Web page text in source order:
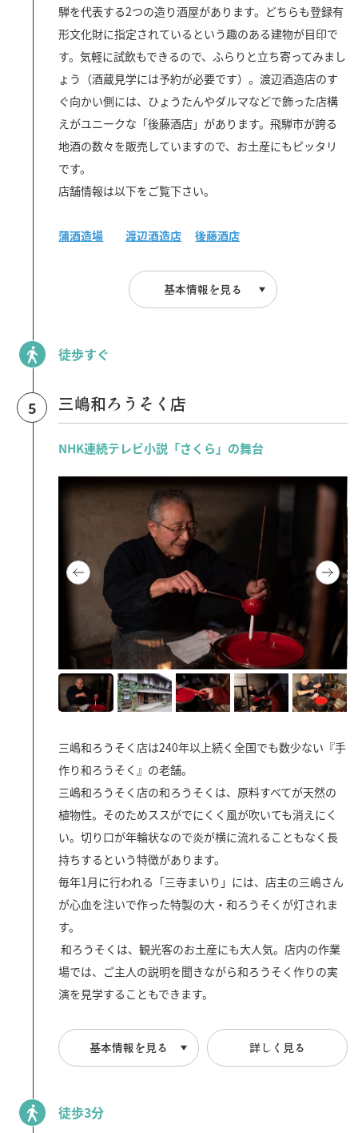
騨を代表する2つの造り酒屋があります。どちらも登録有
形文化財に指定されているという趣のある建物が目印で
す。気軽に試飲もできるので、ふらりと立ち寄ってみまし
ょう（酒蔵見学には予約が必要です）。渡辺酒造店のす
ぐ向かい側には、ひょうたんやダルマなどで飾った店構
えがユニークな「後藤酒店」があります。飛騨市が誇る
地酒の数々を販売していますので、お土産にもピッタリ
です。
店舗情報は以下をご覧下さい。
蒲酒造場 渡辺酒造店 後藤酒店
基本情報を見る
徒歩すぐ
5 三嶋和ろうそく店
NHK連続テレビ小説「さくら」の舞台
三嶋和ろうそく店は240年以上続く全国でも数少ない『手
作り和ろうそく』の老舗。
三嶋和ろうそく店の和ろうそくは、原料すべてが天然の
植物性。そのためススがでにくく風が吹いても消えにく
い。切り口が年輪状なので炎が横に流れることもなく長
持ちするという特徴があります。
毎年1月に行われる「三寺まいり」には、店主の三嶋さん
が心血を注いで作った特製の大・和ろうそくが灯されま
す。
和ろうそくは、観光客のお土産にも大人気。店内の作業
場では、ご主人の説明を聞きながら和ろうそく作りの実
演を見学することもできます。
基本情報を見る 詳しく見る
徒歩3分